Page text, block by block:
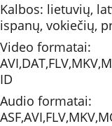
Kalbos: lietuvių,
ispanų, vokiečių,
Video formatai:
ID
Audio formatai: